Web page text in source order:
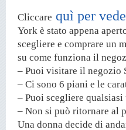
Cliccare quì per
York è stato appena
scegliere e comprare un
su come funziona il
– Puoi visitare il negozio
– Ci sono 6 piani e le
– Puoi scegliere
– Non si può ritornare al
Una donna decide di